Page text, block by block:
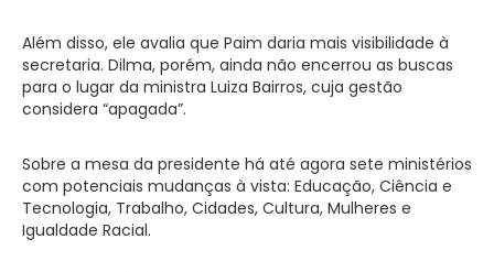
Além disso, ele avalia que Paim daria mais visibilidade à
secretaria. Dilma, porém, ainda não encerrou as buscas
para o lugar da ministra Luiza Bairros, cuja gestão
considera “apagada”.
Sobre a mesa da presidente há até agora sete ministérios
com potenciais mudanças à vista: Educação, Ciência e
Tecnologia, Trabalho, Cidades, Cultura, Mulheres e
Igualdade Racial.